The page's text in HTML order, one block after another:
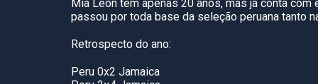
Mía León tem apenas 20 anos, mas já conta
passou por toda base da seleção peruana tanto
Retrospecto do ano:
Peru 0x2 Jamaica